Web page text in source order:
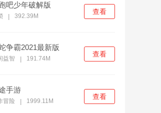
吧少年破解版
392.39M
查看
争霸2021最新版
益智 191.74M
查看
手游
冒险 1999.11M
查看